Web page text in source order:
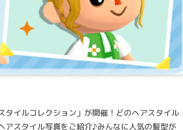
イルコレクション」が開催！どのヘアスタイル
アスタイル写真をご紹介♪みんなに人気の髪型が